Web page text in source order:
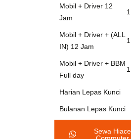
Mobil + Driver 12
Jam
Mobil + Driver + (ALL
IN) 12 Jam
Mobil + Driver + BBM
Full day
Harian Lepas Kunci
Bulanan Lepas Kunci
Sewa Hiace